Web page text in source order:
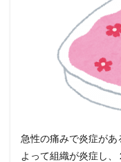
急性の痛みで炎症が
よって組織が炎症し